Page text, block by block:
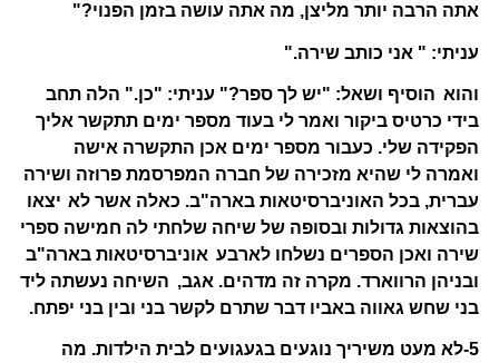
אתה הרבה יותר מליצן, מה אתה עושה בזמן הפנוי?"
עניתי: " אני כותב שירה."
והוא הוסיף ושאל: "יש לך ספר?" עניתי: "כן." הלה תחב
בידי כרטיס ביקור ואמר לי בעוד מספר ימים תתקשר אליך
הפקידה שלי. כעבור מספר ימים אכן התקשרה אישה
ואמרה לי שהיא מזכירה של חברה המפרסמת פרוזה ושירה
עברית, בכל האוניברסיטאות בארה"ב. כאלה אשר לא יצאו
בהוצאות גדולות ובסופה של שיחה שלחתי לה חמישה ספרי
שירה ואכן הספרים נשלחו לארבע אוניברסיטאות בארה"ב
ובניהן הרווארד. מקרה זה מדהים. אגב, השיחה נעשתה ליד
בני שחש גאווה באביו דבר שתרם לקשר בני ובין בני יפתח.
5-לא מעט משיריך נוגעים בגעגועים לבית הילדות. מה